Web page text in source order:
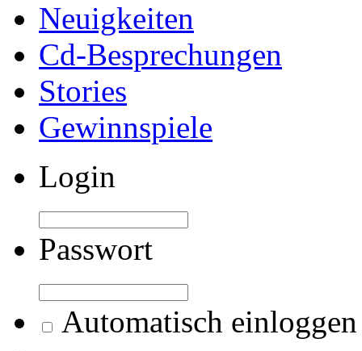
Neuigkeiten
Cd-Besprechungen
Stories
Gewinnspiele
Login
Passwort
Automatisch einloggen